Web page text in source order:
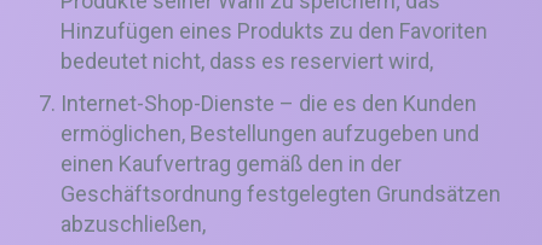
Hinzufügen eines Produkts zu den Favoriten
bedeutet nicht, dass es reserviert wird,
Internet-Shop-Dienste – die es den Kunden
ermöglichen, Bestellungen aufzugeben und
einen Kaufvertrag gemäß den in der
Geschäftsordnung festgelegten Grundsätzen
abzuschließen,